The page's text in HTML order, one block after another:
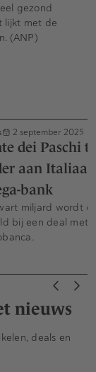
gezond
lijkt met de
(ANP)
2 september 2025
dei Paschi
aan
bank
miljard wordt
bij een deal met
nieuws
deals en